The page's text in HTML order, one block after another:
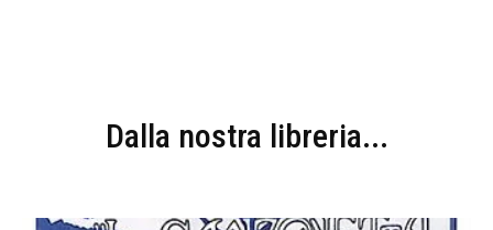
Dalla nostra libreria...